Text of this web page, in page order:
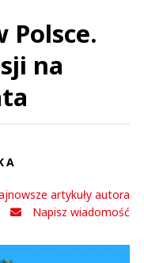
Ale powinien dodac nowe
w płatnościach...
Polsce.
na
artykuły autora
Napisz wiadomość